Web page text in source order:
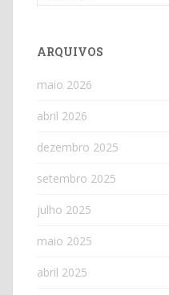
ARQUIVOS
maio 2026
abril 2026
dezembro 2025
setembro 2025
julho 2025
maio 2025
abril 2025